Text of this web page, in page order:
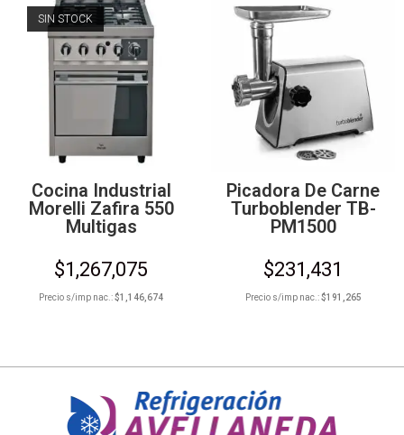
SIN STOCK
Cocina Industrial
Morelli Zafira 550
Multigas
$1,267,075
Precio s/imp nac.:$1,146,674
Picadora De Carne
Turboblender TB-
PM1500
$231,431
Precio s/imp nac.:$191,265